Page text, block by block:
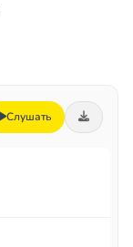
Слушать